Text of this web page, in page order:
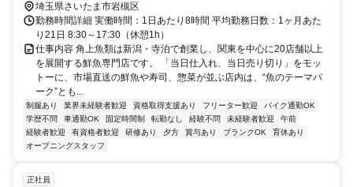
埼玉県さいたま市岩槻区
勤務時間詳細 実働時間：1日あたり8時間 平均勤務日数：1ヶ月あた
り21日 8:30～17:30（休憩1h）
仕事内容 角上魚類は新潟・寺泊で創業し、関東を中心に20店舗以上
を展開する鮮魚専門店です。 「当日仕入れ、当日売り切り」をモッ
トーに、市場直送の鮮魚や寿司、惣菜が並ぶ店内は、“魚のテーマパ
ーク”とも...
制服あり 業界未経験者歓迎 資格取得支援あり フリーター歓迎
バイク通勤OK
学歴不問
車通勤OK 固定時間制 転勤なし 経験不問 未経験者歓迎
午前
経験者歓迎
有資格者歓迎 研修あり 夕方 賞与あり ブランクOK
育休あり
オープニングスタッフ
正社員